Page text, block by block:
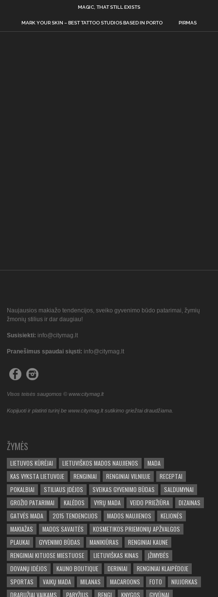
MAGIC, THAT STILL EXISTS
MARK YOUR SKIN – BEST TATTOO STUDIOS BASED IN PORTO PIRMAS
Naujausios makiažo tendencijos, sveiko gyvenimo būdo patarimai, žymių
žmonių stilius ir dar daugiau!
Susisiekti: info@citymag.lt
Pranešimus spaudai siųsti: info@citymag.lt
Visos teisės saugomos © www.citymag.lt
Kopijuoti ir platinti turinį be www.citymag.lt sutikimo griežtai draudžiama.
ŽYMĖS
LIETUVOS KŪRĖJAI LIETUVIŠKOS MADOS NAUJIENOS
MADA
KAS VYKSTA LIETUVOJE
RENGINIAI RENGINIAI VILNIUJE
RECEPTAI
POKALBIAI
STILIAUS ĮDĖJOS SVEIKAS GYVENIMO BŪDAS
SALDUMYNAI
GROŽIO PATARIMAI
KALĖDOS VYRŲ MADA VEIDO PRIEŽIŪRA
DIZAINAS
GATVĖS MADA
2015 TENDENCIJOS MADOS NAUJIENOS
KELIONĖS
MAKIAŽAS
MADOS SAVAITĖS
KOSMETIKOS PRIEMONIŲ APŽVALGOS
PLAUKAI
GYVENIMO BŪDAS MANIKIŪRAS
RENGINIAI KAUNE
RENGINIAI KITUOSE MIESTUOSE
LIETUVIŠKAS KINAS
ĮŽIMYBĖS
DOVANŲ IDĖJOS
KAUNO BOUTIQUE DERINIAI
RENGINIAI KLAIPĖDOJE
SPORTAS
VAIKŲ MADA MILANAS MACAROONS FOTO
NIUJORKAS
DRABUŽIAI VAIKAMS
PARYŽIUS RENGI KNYGOS GYVŪNAI